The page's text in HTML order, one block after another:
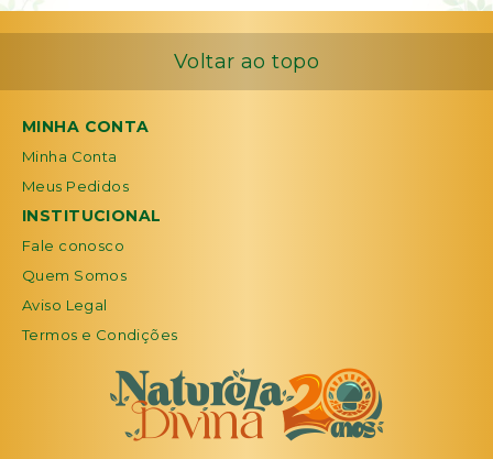
Voltar ao topo
MINHA CONTA
Minha Conta
Meus Pedidos
INSTITUCIONAL
Fale conosco
Quem Somos
Aviso Legal
Termos e Condições